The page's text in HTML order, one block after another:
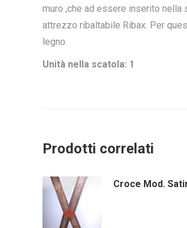
muro ,che ad essere inserito nella
attrezzo ribaltabile Ribax. Per
legno.
Unità nella scatola: 1
Prodotti correlati
Croce Mod.